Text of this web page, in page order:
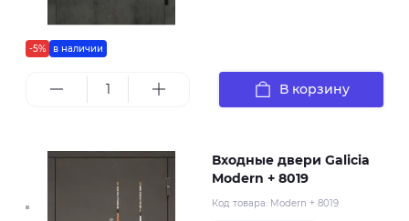
-5% в наличии
В корзину
Входные двери Galicia
Modern + 8019
Код товара: Modern + 8019